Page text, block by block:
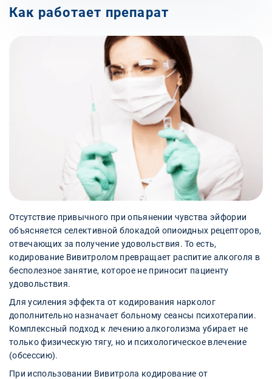
Как работает препарат
Отсутствие привычного при опьянении чувства эйфории
объясняется селективной блокадой опиоидных рецепторов,
отвечающих за получение удовольствия. То есть,
кодирование Вивитролом превращает распитие алкоголя в
бесполезное занятие, которое не приносит пациенту
удовольствия.
Для усиления эффекта от кодирования нарколог
дополнительно назначает больному сеансы психотерапии.
Комплексный подход к лечению алкоголизма убирает не
только физическую тягу, но и психологическое влечение
(обсессию).
При использовании Вивитрола кодирование от